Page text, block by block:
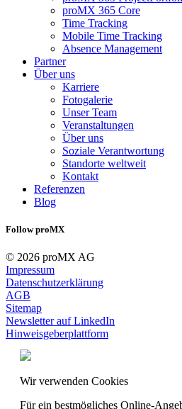
proMX 365 Core
Time Tracking
Mobile Time Tracking
Absence Management
Partner
Über uns
Karriere
Fotogalerie
Unser Team
Veranstaltungen
Über uns
Soziale Verantwortung
Standorte weltweit
Kontakt
Referenzen
Blog
Follow proMX
© 2026 proMX AG
Impressum
Datenschutzerklärung
AGB
Sitemap
Newsletter auf LinkedIn
Hinweisgeberplattform
Wir verwenden Cookies
Für ein bestmögliches Online-